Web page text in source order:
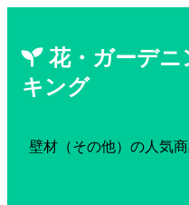
花・ガーデニ
キング
壁材（その他）の人気